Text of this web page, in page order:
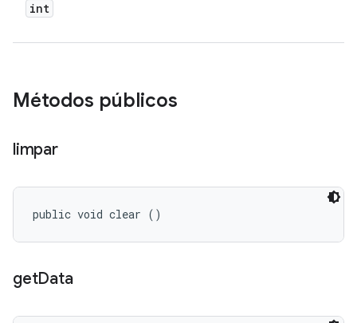
int
Métodos públicos
limpar
public void clear ()
getData